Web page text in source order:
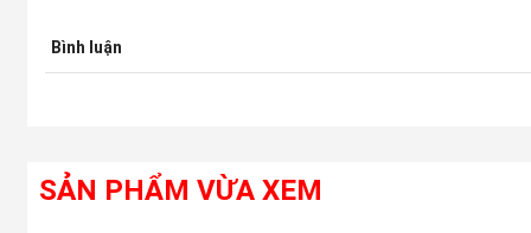
Bình luận
SẢN PHẨM VỪA XEM